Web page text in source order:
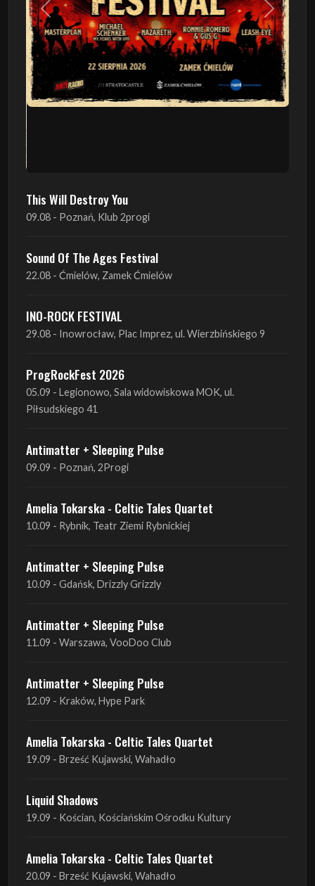
This Will Destroy You
09.08 - Poznań, Klub 2progi
Sound Of The Ages Festival
22.08 - Ćmielów, Zamek Ćmielów
INO-ROCK FESTIVAL
29.08 - Inowrocław, Plac Imprez, ul. Wierzbińskiego 9
ProgRockFest 2026
Antimatter + Sleeping Pulse
09.09 - Poznań, 2Progi
Amelia Tokarska - Celtic Tales Quartet
10.09 - Rybnik, Teatr Ziemi Rybnickiej
Antimatter + Sleeping Pulse
Antimatter + Sleeping Pulse
11.09 - Warszawa, VooDoo Club
Antimatter + Sleeping Pulse
12.09 - Kraków, Hype Park
Amelia Tokarska - Celtic Tales Quartet
19.09 - Brześć Kujawski, Wahadło
Liquid Shadows
19.09 - Kościan, Kościańskim Ośrodku Kultury
Amelia Tokarska - Celtic Tales Quartet
20.09 - Brześć Kujawski, Wahadło
Red Sand